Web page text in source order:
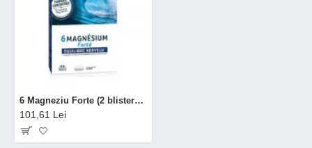
6 Magneziu Forte (2 blistere x 15 cmp), Dietaroma
101,61 Lei